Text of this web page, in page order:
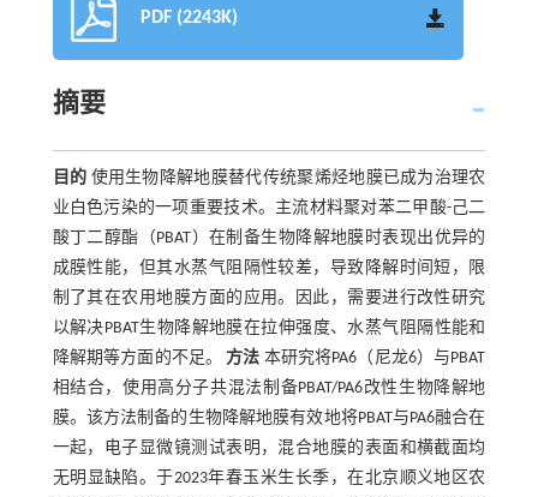
PDF (2243K)
摘要
目的 使用生物降解地膜替代传统聚烯烃地膜已成为治理农
业白色污染的一项重要技术。主流材料聚对苯二甲酸-己二
酸丁二醇酯（PBAT）在制备生物降解地膜时表现出优异的
成膜性能，但其水蒸气阻隔性较差，导致降解时间短，限
制了其在农用地膜方面的应用。因此，需要进行改性研究
以解决PBAT生物降解地膜在拉伸强度、水蒸气阻隔性能和
降解期等方面的不足。方法 本研究将PA6（尼龙6）与PBAT
相结合，使用高分子共混法制备PBAT/PA6改性生物降解地
膜。该方法制备的生物降解地膜有效地将PBAT与PA6融合在
一起，电子显微镜测试表明，混合地膜的表面和横截面均
无明显缺陷。于2023年春玉米生长季，在北京顺义地区农